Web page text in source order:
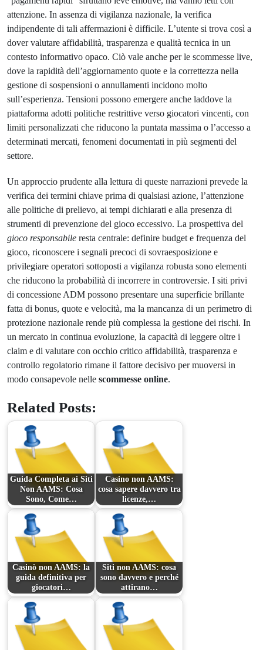
attenzione. In assenza di vigilanza nazionale, la verifica
indipendente di tali affermazioni è difficile. L’utente si trova così a
dover valutare affidabilità, trasparenza e qualità tecnica in un
contesto informativo opaco. Ciò vale anche per le scommesse live,
dove la rapidità dell’aggiornamento quote e la correttezza nella
gestione di sospensioni o annullamenti incidono molto
sull’esperienza. Tensioni possono emergere anche laddove la
piattaforma adotti politiche restrittive verso giocatori vincenti, con
limiti personalizzati che riducono la puntata massima o l’accesso a
determinati mercati, fenomeni documentati in più segmenti del
settore.
Un approccio prudente alla lettura di queste narrazioni prevede la
verifica dei termini chiave prima di qualsiasi azione, l’attenzione
alle politiche di prelievo, ai tempi dichiarati e alla presenza di
strumenti di prevenzione del gioco eccessivo. La prospettiva del
gioco responsabile resta centrale: definire budget e frequenza del
gioco, riconoscere i segnali precoci di sovraesposizione e
privilegiare operatori sottoposti a vigilanza robusta sono elementi
che riducono la probabilità di incorrere in controversie. I siti privi
di concessione ADM possono presentare una superficie brillante
fatta di bonus, quote e velocità, ma la mancanza di un perimetro di
protezione nazionale rende più complessa la gestione dei rischi. In
un mercato in continua evoluzione, la capacità di leggere oltre i
claim e di valutare con occhio critico affidabilità, trasparenza e
controllo regolatorio rimane il fattore decisivo per muoversi in
modo consapevole nelle scommesse online.
Related Posts:
Guida Completa ai Siti
Non AAMS: Cosa
Sono, Come…
Casino non AAMS:
cosa sapere davvero tra
licenze,…
Casinò non AAMS: la
guida definitiva per
giocatori…
Siti non AAMS: cosa
sono davvero e perché
attirano…